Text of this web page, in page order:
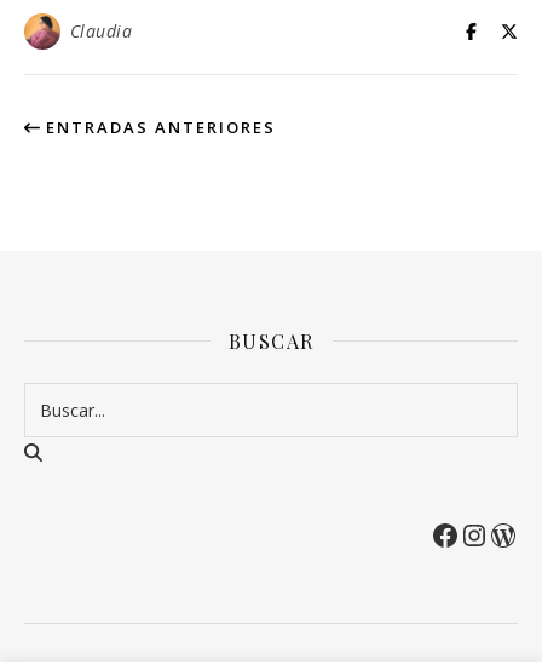
Claudia
ENTRADAS ANTERIORES
BUSCAR